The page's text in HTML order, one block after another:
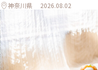
神奈川県 2026.08.02